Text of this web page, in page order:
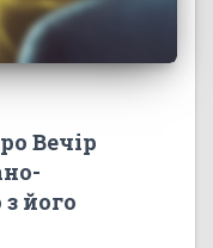
Вечір
його